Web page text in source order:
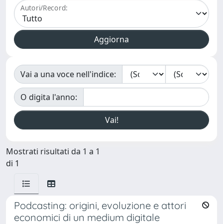
Autori/Record:
Vai a una voce nell'indice:
O digita l'anno:
Mostrati risultati da 1 a 1
di 1
Podcasting: origini, evoluzione e attori
economici di un medium digitale